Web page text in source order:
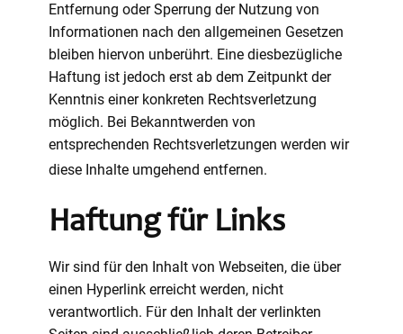
Entfernung oder Sperrung der Nutzung von
Informationen nach den allgemeinen Gesetzen
bleiben hiervon unberührt. Eine diesbezügliche
Haftung ist jedoch erst ab dem Zeitpunkt der
Kenntnis einer konkreten Rechtsverletzung
möglich. Bei Bekanntwerden von
entsprechenden Rechtsverletzungen werden wir
diese Inhalte umgehend entfernen.
Haftung für Links
Wir sind für den Inhalt von Webseiten, die über
einen Hyperlink erreicht werden, nicht
verantwortlich. Für den Inhalt der verlinkten